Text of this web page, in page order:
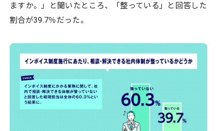
ますか。」と聞いたところ、「整っている」と回答した
割合が39.7％だった。